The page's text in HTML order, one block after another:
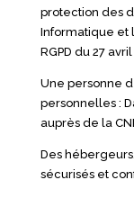
protection des
Informatique et
RGPD du 27
Une personne
personnelles :
auprès de la
Des
sécurisés et